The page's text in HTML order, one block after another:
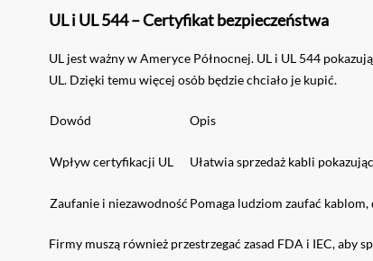
UL i UL 544 – Certyfikat bezpieczeństwa
UL jest ważny w Ameryce Północnej. UL i UL 544
UL. Dzięki temu więcej osób będzie chciało je kupić.
Dowód Opis
Wpływ certyfikacji UL Ułatwia sprzedaż kabli
Zaufanie i niezawodność Pomaga ludziom zaufać
Firmy muszą również przestrzegać zasad FDA i IEC, aby